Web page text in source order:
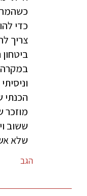
כדי
צריך
במקרה
הכנתי
מוזכר
ששוב
שלא
הגב